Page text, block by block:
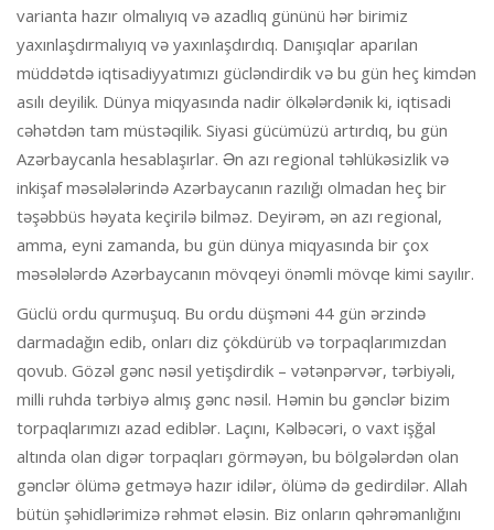
varianta hazır olmalıyıq və azadlıq gününü hər birimiz
yaxınlaşdırmalıyıq və yaxınlaşdırdıq. Danışıqlar aparılan
müddətdə iqtisadiyyatımızı gücləndirdik və bu gün heç kimdən
asılı deyilik. Dünya miqyasında nadir ölkələrdənik ki, iqtisadi
cəhətdən tam müstəqilik. Siyasi gücümüzü artırdıq, bu gün
Azərbaycanla hesablaşırlar. Ən azı regional təhlükəsizlik və
inkişaf məsələlərində Azərbaycanın razılığı olmadan heç bir
təşəbbüs həyata keçirilə bilməz. Deyirəm, ən azı regional,
amma, eyni zamanda, bu gün dünya miqyasında bir çox
məsələlərdə Azərbaycanın mövqeyi önəmli mövqe kimi sayılır.
Güclü ordu qurmuşuq. Bu ordu düşməni 44 gün ərzində
darmadağın edib, onları diz çökdürüb və torpaqlarımızdan
qovub. Gözəl gənc nəsil yetişdirdik – vətənpərvər, tərbiyəli,
milli ruhda tərbiyə almış gənc nəsil. Həmin bu gənclər bizim
torpaqlarımızı azad ediblər. Laçını, Kəlbəcəri, o vaxt işğal
altında olan digər torpaqları görməyən, bu bölgələrdən olan
gənclər ölümə getməyə hazır idilər, ölümə də gedirdilər. Allah
bütün şəhidlərimizə rəhmət eləsin. Biz onların qəhrəmanlığını